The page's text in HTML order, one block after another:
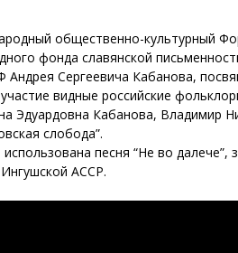
общественно-культурный
фонда славянской
Андрея Сергеевича Кабанова,
видные российские
Кабанова, Владимир
слобода”.
песня “Не во
АССР.